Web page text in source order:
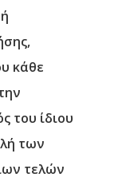
κάθε
του ίδιου
των
τελών